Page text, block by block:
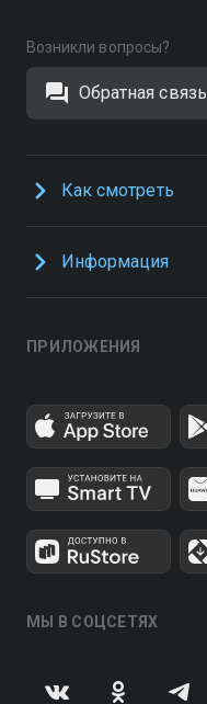
Возникли вопросы?
Обратная связь
Как смотреть
Информация
ПРИЛОЖЕНИЯ
МЫ В СОЦСЕТЯХ